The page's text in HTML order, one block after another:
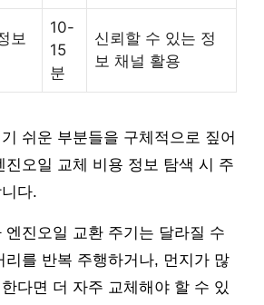
보
10-
15
분
신뢰할 수 있는 정
보 채널 활용
쉬운 부분들을 구체적으로 짚어
진오일 교체 비용 정보 탐색 시 주
다.
엔진오일 교환 주기는 달라질 수
리를 반복 주행하거나, 먼지가 많
다면 더 자주 교체해야 할 수 있